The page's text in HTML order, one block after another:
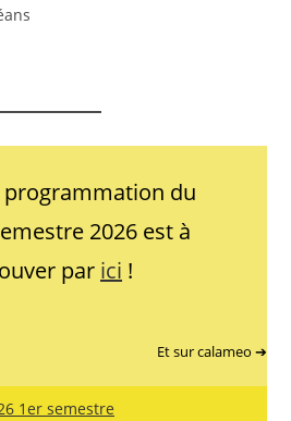
programmation du
2026 est à
par ici !
Et sur calameo ➔
1er semestre